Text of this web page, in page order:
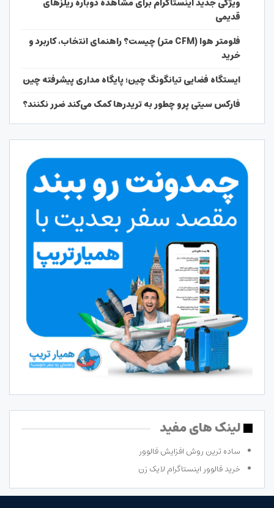
ویژگی جدید اینستاگرام برای مشاهده دوباره ریلزهای
قدیمی
فلومتر هوا (CFM متر) چیست؟ راهنمای انتخاب، کاربرد و
خرید
ایستگاه فضایی تیانگونگ چین؛ پایگاه مداری پیشرفته چین
فارکس سیتی پرو چطور به تریدرها کمک می‌کند ضرر نکنند؟
لینک های مفید
ساده ترین روش افزایش فالوور
خرید فالوور اینستاگرام لایک زن